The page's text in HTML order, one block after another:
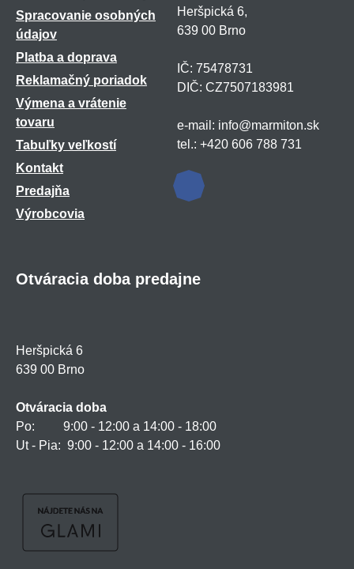
Spracovanie osobných
údajov
Platba a doprava
Reklamačný poriadok
Výmena a vrátenie
tovaru
Tabuľky veľkostí
Kontakt
Predajňa
Výrobcovia
Heršpická 6,
639 00 Brno
IČ: 75478731
DIČ: CZ7507183981
e-mail: info@marmiton.sk
tel.: +420 606 788 731
Otváracia doba predajne
Heršpická 6
639 00 Brno
Otváracia doba
Po: 9:00 - 12:00 a 14:00 - 18:00
Ut - Pia: 9:00 - 12:00 a 14:00 - 16:00